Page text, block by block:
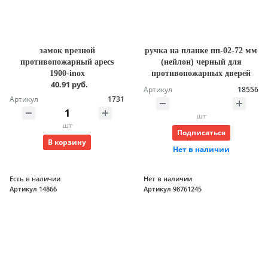
замок врезной
противопожарный apecs
1900-inox
40.91 руб.
Артикул 1731
шт
В корзину
ручка на планке пп-02-72 мм
(нейлон) черный для
противопожарных дверей
Артикул 18556
шт
Подписаться
Нет в наличии
Есть в наличии
Артикул 14866
Нет в наличии
Артикул 98761245